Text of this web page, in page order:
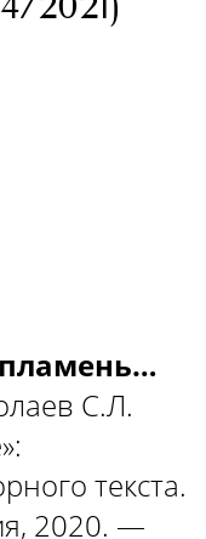
С.Л.
текста.
2020. —